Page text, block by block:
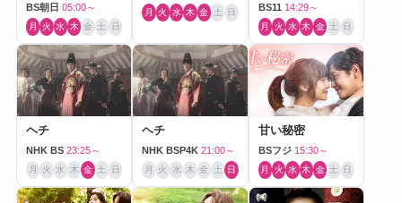
BS朝日 05:00～
月 火 水 木 金 土 日
月 火 水 木 金 土 日 BS11 14:29～
月 火 水 木 金 土 日
ヘチ
NHK BS 23:25～
月 火 水 木 金 土 日
ヘチ
NHK BSP4K 21:00～
月 火 水 木 金 土 日
甘い秘密
BSフジ 15:30～
月 火 水 木 金 土 日